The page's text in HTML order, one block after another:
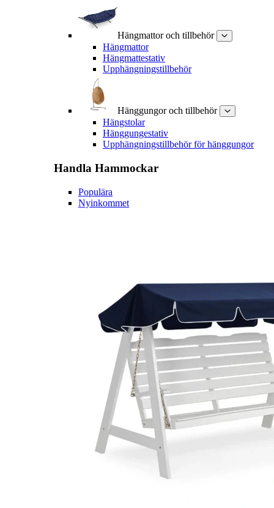
Hängmattor och tillbehör
Hängmattor
Hängmattestativ
Upphängningstillbehör
Hänggungor och tillbehör
Hängstolar
Hänggungestativ
Upphängningstillbehör för hänggungor
Handla Hammockar
Populära
Nyinkommet